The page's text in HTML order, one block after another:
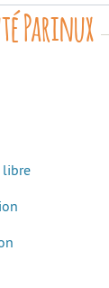
Parinux
libre